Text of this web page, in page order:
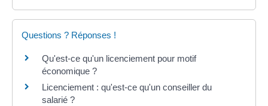
Questions ? Réponses !
Qu'est-ce qu'un licenciement pour motif
économique ?
Licenciement : qu'est-ce qu'un conseiller du
salarié ?